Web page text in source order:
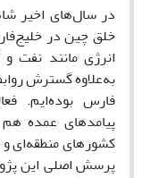
در سال‌های اخیر
خلق چین در
انرژی مانند نفت
به‌علاوه گسترش
فارس بوده‌ایم.
پیامدهای عمده
کشورهای منطقه‌ای
پرسش اصلی این